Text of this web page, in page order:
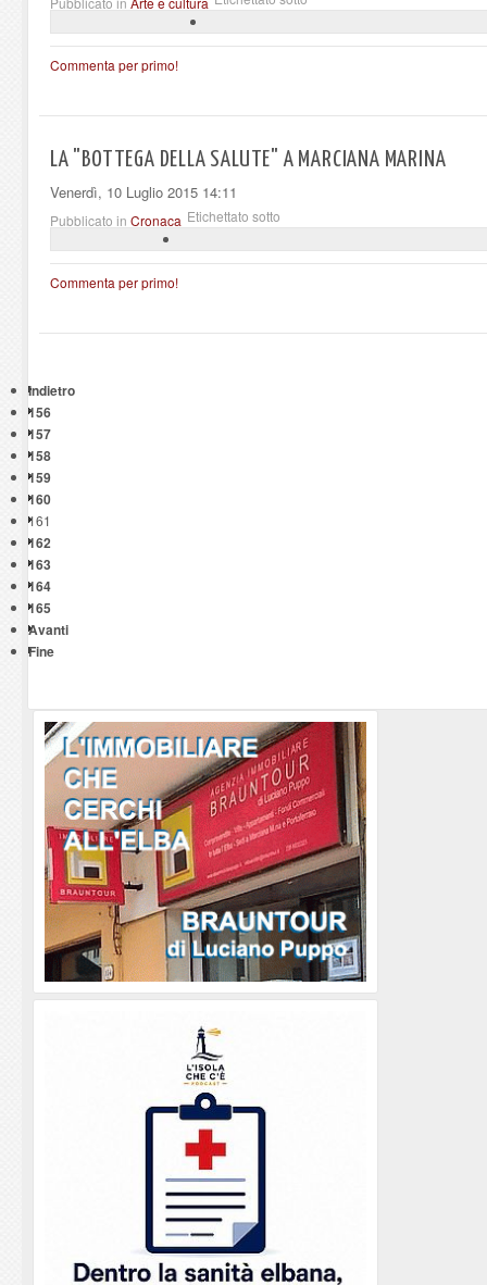
Commenta per primo!
LA "BOTTEGA DELLA SALUTE" A MARCIANA MARINA
Venerdì, 10 Luglio 2015 14:11
Pubblicato in Cronaca Etichettato sotto
Commenta per primo!
Indietro
156
157
158
159
160
161
162
163
164
165
Avanti
Fine